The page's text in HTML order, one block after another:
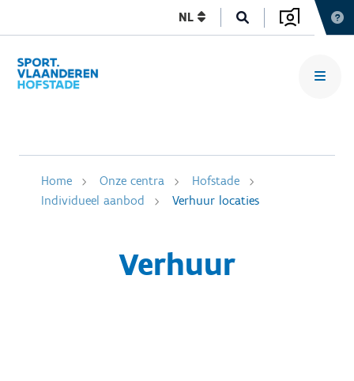
NL
Home Onze centra
Hofstade
Individueel aanbod
Verhuur locaties
Verhuur